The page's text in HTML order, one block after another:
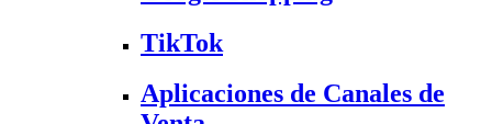
TikTok
Aplicaciones de Canales de